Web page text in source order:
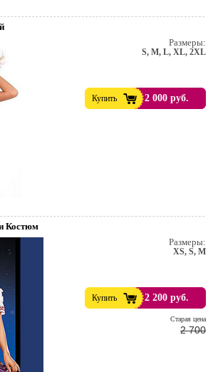
Размеры:
S, M, L, XL, 2XL
Купить 2 000 руб.
Костюм
Размеры:
XS, S, M
Купить 2 200 руб.
Cтарая цена
2 700